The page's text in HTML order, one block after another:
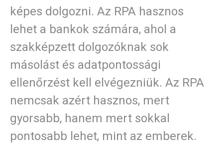
képes dolgozni. Az RPA hasznos
lehet a bankok számára, ahol a
szakképzett dolgozóknak sok
másolást és adatpontossági
ellenőrzést kell elvégezniük. Az RPA
nemcsak azért hasznos, mert
gyorsabb, hanem mert sokkal
pontosabb lehet, mint az emberek.